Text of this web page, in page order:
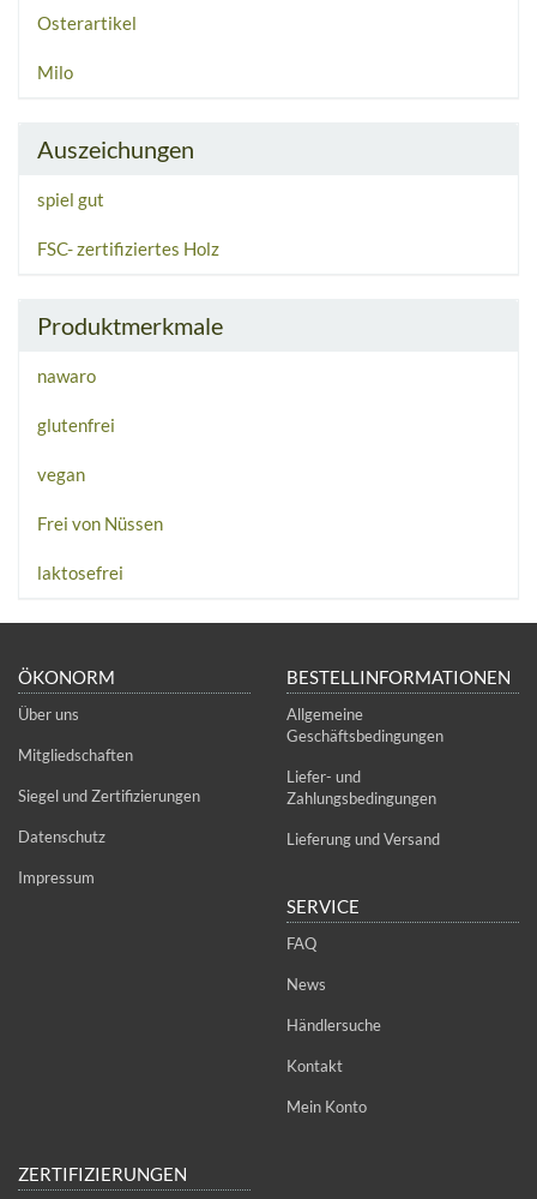
Osterartikel
Milo
Auszeichungen
spiel gut
FSC- zertifiziertes Holz
Produktmerkmale
nawaro
glutenfrei
vegan
Frei von Nüssen
laktosefrei
ÖKONORM
Über uns
Mitgliedschaften
Siegel und Zertifizierungen
Datenschutz
Impressum
BESTELLINFORMATIONEN
Allgemeine
Geschäftsbedingungen
Liefer- und
Zahlungsbedingungen
Lieferung und Versand
SERVICE
FAQ
News
Händlersuche
Kontakt
Mein Konto
ZERTIFIZIERUNGEN